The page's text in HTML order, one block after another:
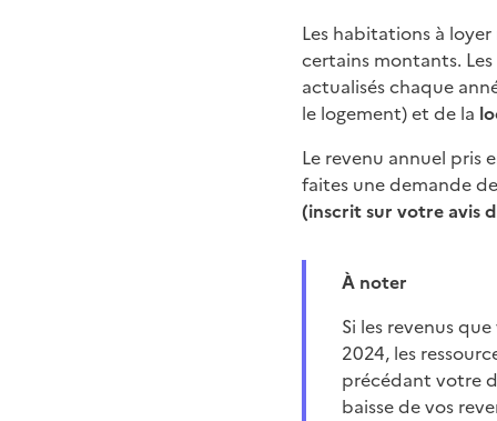
Les habitations à
certains montants.
actualisés chaque
le logement) et de la
Le revenu annuel pris
faites une demande
(inscrit sur votre avis
À noter
Si les revenus que vous avez perçus récemment ont baissé d'au moins 10 % par rapport à ceux de
2024, les
précédant votre
baisse de vos